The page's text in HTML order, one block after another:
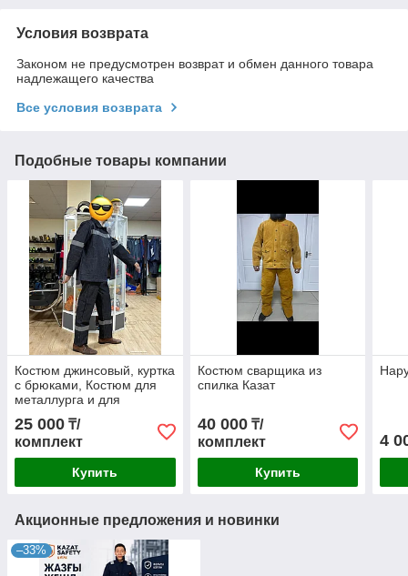
Условия возврата
Законом не предусмотрен возврат и обмен данного товара
надлежащего качества
Все условия возврата
Подобные товары компании
Костюм джинсовый, куртка
с брюками, Костюм для
металлурга и для
Сварщика
25 000 ₸/
комплект
Купить
Костюм сварщика из
спилка Казат
40 000₸/
комплект
Купить
4
Акционные предложения и новинки
–33%